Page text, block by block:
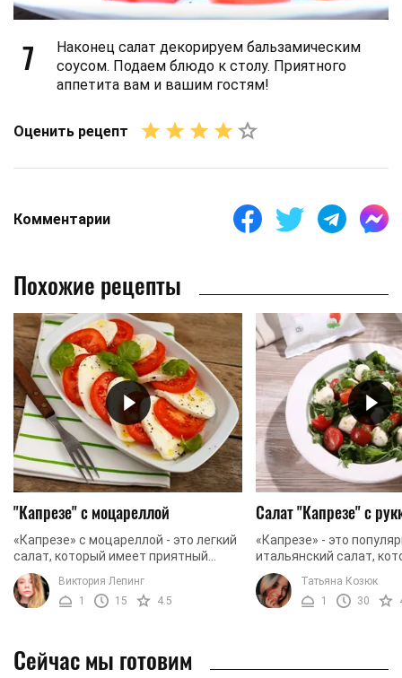
7
Наконец салат декорируем бальзамическим
соусом. Подаем блюдо к столу. Приятного
аппетита вам и вашим гостям!
Оценить рецепт
Комментарии
Похожие рецепты
"Капрезе" с моцареллой
«Капрезе» с моцареллой - это легкий
салат, который имеет приятный
аромат и аппетитный вид. Он легко и
быстро готовится и доставляет
колоссальное ...
Виктория Лепинг
1
15 4.5
Салат "Капрезе" с
«Капрезе» - это
итальянский салат,
обязательно должен
основные
сыр «Моцарелла», а
Татьяна Козюк
1
30
Сейчас мы готовим